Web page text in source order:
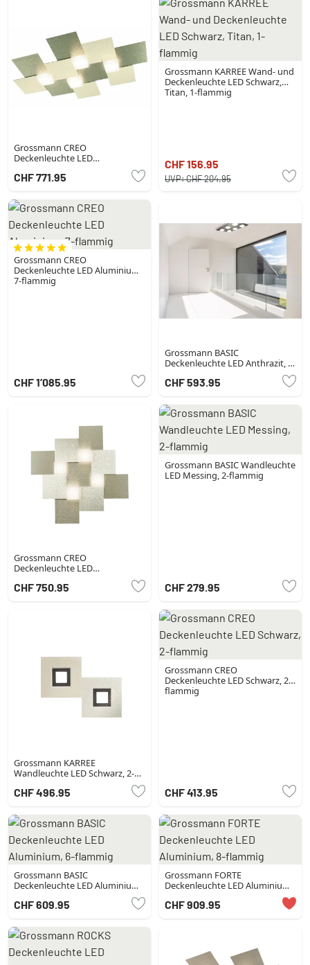
Grossmann CREO
Deckenleuchte LED
Champagnerfarben, 4-flammig
CHF 771.95
Grossmann KARREE Wand- und
Deckenleuchte LED Schwarz,
Titan, 1-flammig
CHF 156.95
UVP:CHF 204.95
Grossmann CREO
Deckenleuchte LED Aluminium,
7-flammig
CHF 1’085.95
Grossmann BASIC
Deckenleuchte LED Anthrazit, 6-
CHF 593.95
Grossmann CREO
Deckenleuchte LED
CHF 750.95
Grossmann BASIC Wandleuchte
LED Messing, 2-flammig
CHF 279.95
Grossmann KARREE
Wandleuchte LED Schwarz, 2-
CHF 496.95
Grossmann CREO
Deckenleuchte LED Schwarz, 2-
flammig
CHF 413.95
Grossmann BASIC
Deckenleuchte LED Aluminium,
CHF 609.95
Grossmann FORTE
Deckenleuchte LED Aluminium,
CHF 909.95